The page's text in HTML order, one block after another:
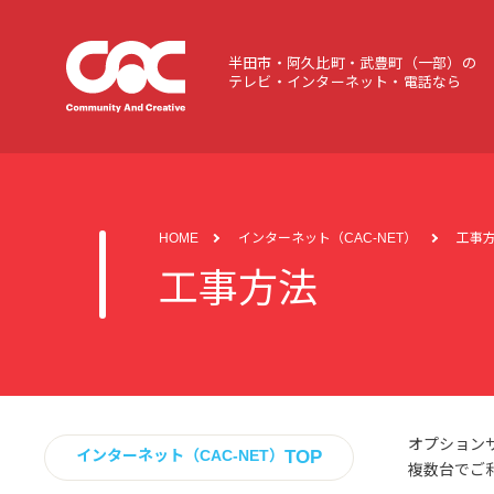
半田市・阿久比町・武豊町（一部）の
テレビ・インターネット・電話なら
HOME インターネット（CAC-NET） 工事
工事方法
インターネット（CAC-NET） TOP
オプション
複数台でご